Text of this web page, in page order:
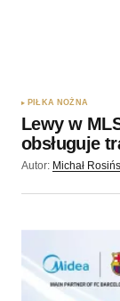
PIŁKA NOŻNA
Lewy w
obsługuje
Autor: Michał